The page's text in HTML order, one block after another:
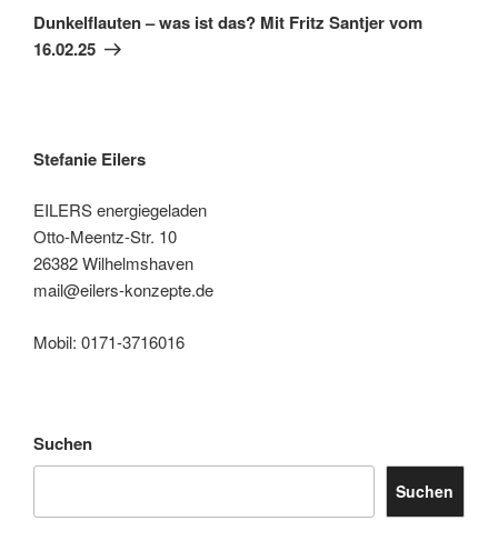
Beitrag
Dunkelflauten – was ist das? Mit Fritz Santjer vom
16.02.25
Stefanie Eilers
EILERS energiegeladen
Otto-Meentz-Str. 10
26382 Wilhelmshaven
mail@eilers-konzepte.de
Mobil: 0171-3716016
Suchen
Suchen